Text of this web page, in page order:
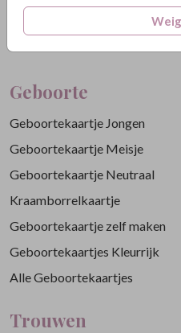
Geboorte
Geboortekaartje Jongen
Geboortekaartje Meisje
Geboortekaartje Neutraal
Kraamborrelkaartje
Geboortekaartje zelf maken
Geboortekaartjes Kleurrijk
Alle Geboortekaartjes
Trouwen